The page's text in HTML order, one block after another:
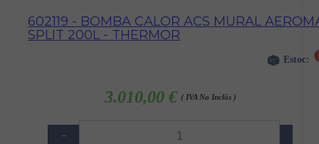
602119 - BOMBA CALOR ACS MURAL
SPLIT 200L - THERMOR
Estoc:
3.010,00 € ( IVA No Inclòs )
−